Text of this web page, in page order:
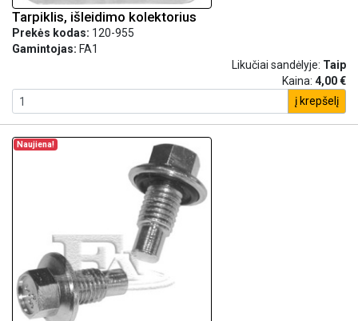
Tarpiklis, išleidimo kolektorius
Prekės kodas: 120-955
Gamintojas: FA1
Likučiai sandėlyje: Taip
Kaina: 4,00 €
į krepšelį
Naujiena!